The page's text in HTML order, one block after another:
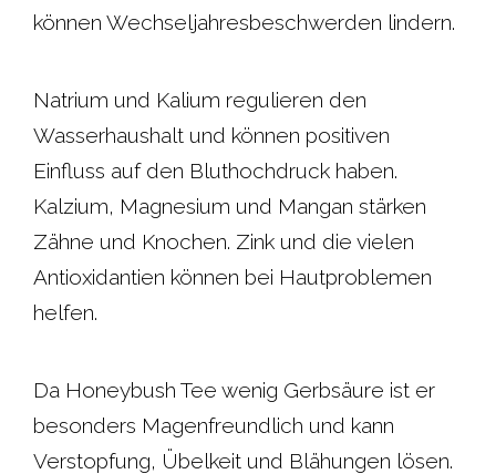
können Wechseljahresbeschwerden lindern.
Natrium und Kalium regulieren den
Wasserhaushalt und können positiven
Einfluss auf den Bluthochdruck haben.
Kalzium, Magnesium und Mangan stärken
Zähne und Knochen. Zink und die vielen
Antioxidantien können bei Hautproblemen
helfen.
Da Honeybush Tee wenig Gerbsäure ist er
besonders Magenfreundlich und kann
Verstopfung, Übelkeit und Blähungen lösen.